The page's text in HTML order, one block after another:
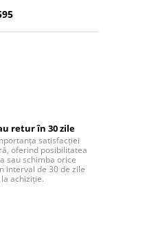
retur în 30 zile
satisfacției
oferind posibilitatea
sau schimba orice
interval de 30 de zile
achiziție.